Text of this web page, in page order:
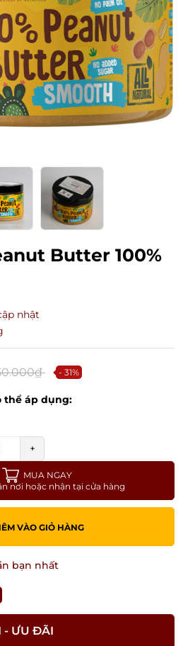
Butter 100%
nhật
- 31%
thể áp dụng:
+
MUA NGAY
nơi hoặc nhận tại cửa hàng
VÀO GIỎ HÀNG
bạn nhất
- ƯU ĐÃI